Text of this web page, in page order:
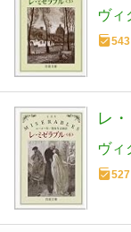
ヴィ
543
レ
ヴィ
527